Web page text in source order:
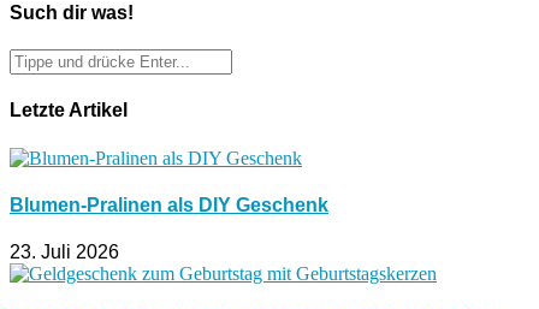
Such dir was!
Letzte Artikel
Blumen-Pralinen als DIY Geschenk
23. Juli 2026